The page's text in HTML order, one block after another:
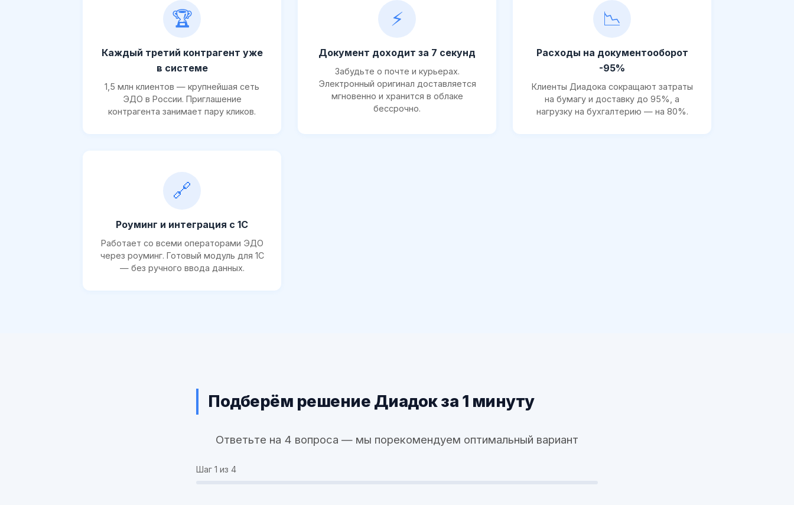
🏆
Каждый третий контрагент уже
в системе
1,5 млн клиентов — крупнейшая сеть
ЭДО в России. Приглашение
контрагента занимает пару кликов.
⚡
Документ доходит за 7 секунд
Забудьте о почте и курьерах.
Электронный оригинал доставляется
мгновенно и хранится в облаке
бессрочно.
📉
Расходы на документооборот
-95%
Клиенты Диадока сокращают затраты
на бумагу и доставку до 95%, а
нагрузку на бухгалтерию — на 80%.
🔗
Роуминг и интеграция с 1С
Работает со всеми операторами ЭДО
через роуминг. Готовый модуль для 1С
— без ручного ввода данных.
Подберём решение Диадок за 1 минуту
Ответьте на 4 вопроса — мы порекомендуем оптимальный вариант
Шаг 1 из 4